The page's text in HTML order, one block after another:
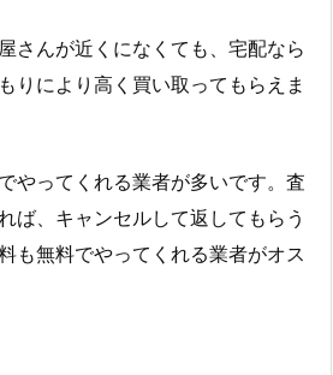
さんが近くになくても、宅配なら
りにより高く買い取ってもらえま
やってくれる業者が多いです。査
ば、キャンセルして返してもらう
も無料でやってくれる業者がオス